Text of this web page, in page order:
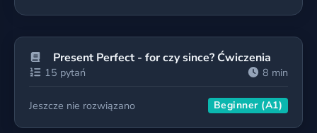
Present Perfect - for czy since? Ćwiczenia
15 pytań 8 min
Jeszcze nie rozwiązano Beginner (A1)